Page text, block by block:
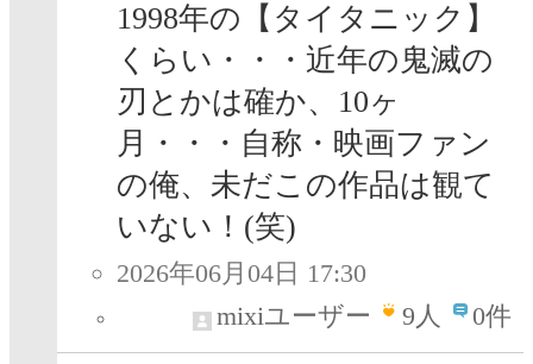
1998年の【タイタニック】
くらい・・・近年の鬼滅の
刃とかは確か、10ヶ
月・・・自称・映画ファン
の俺、未だこの作品は観て
いない！(笑)
2026年06月04日 17:30
mixiユーザー
9人 0件